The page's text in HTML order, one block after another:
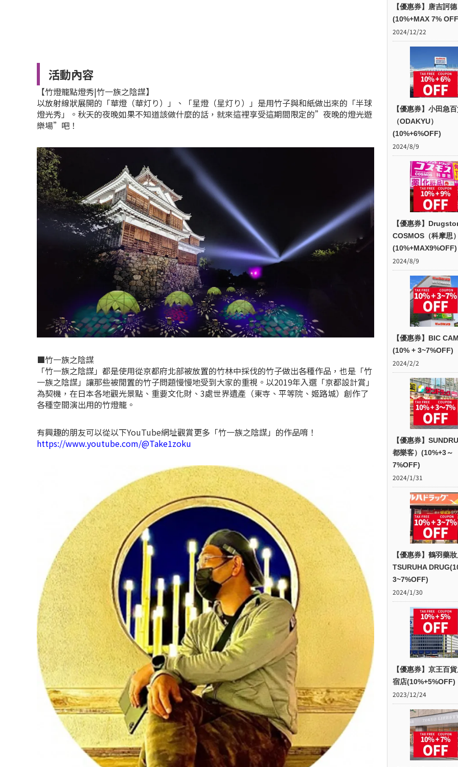
活動內容
【竹燈籠點燈秀|竹一族之陰謀】
以放射線狀展開的「華燈（華灯り）」、「星燈（星灯り）」是用竹子與和紙做出來的「半球
燈光秀」。秋天的夜晚如果不知道該做什麼的話，就來這裡享受這期間限定的”夜晚的燈光遊
樂場”吧！
■竹一族之陰謀
「竹一族之陰謀」都是使用從京都府北部被放置的竹林中採伐的竹子做出各種作品，也是「竹
一族之陰謀」讓那些被閒置的竹子問題慢慢地受到大家的重視。以2019年入選「京都設計賞」
為契機，在日本各地觀光景點、重要文化財、3處世界遺產（東寺、平等院、姬路城）創作了
各種空間演出用的竹燈籠。
有興趣的朋友可以從以下YouTube網址觀賞更多「竹一族之陰謀」的作品唷！
https://www.youtube.com/@Take1zoku
【優惠券】唐吉訶德
(10%+MAX 7%
2024/12/22
【優惠券】小田急
（ODAKYU）
(10%+6%OFF)
2024/8/9
【優惠券】
COSMOS（科摩思
(10%+MAX9%OFF)
2024/8/9
【優惠券】BIC
(10% + 3~7%OFF)
2024/2/2
【優惠券】
都樂客）(10%+3～
7%OFF)
2024/1/31
【優惠券】鶴羽藥
TSURUHA
3~7%OFF)
2024/1/30
【優惠券】京王百
宿店(10%+5%OFF)
2023/12/24